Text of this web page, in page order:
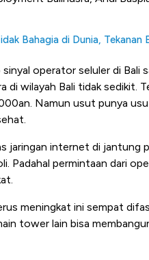
Bahagia di Dunia, Tekanan
sinyal operator seluler di Bali
di wilayah Bali tidak sedikit.
Namun usut punya
jaringan internet di jantung
Padahal permintaan dari
meningkat ini sempat
tower lain bisa